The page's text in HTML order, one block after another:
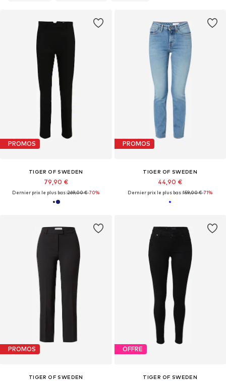
PROMOS
TIGER OF SWEDEN
79,90 €
Dernier prix le plus bas :269,00 €-70%
PROMOS
TIGER OF SWEDEN
44,90 €
Dernier prix le plus bas :159,00 €-71%
PROMOS
TIGER OF SWEDEN
OFFRE
TIGER OF SWEDEN